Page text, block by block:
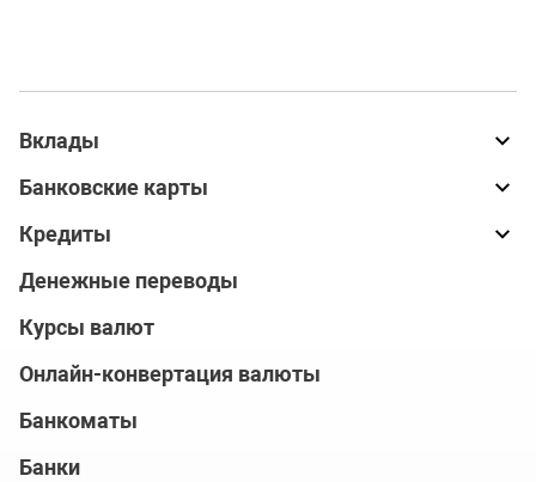
Вклады
Банковские карты
Кредиты
Денежные переводы
Курсы валют
Онлайн-конвертация валюты
Банкоматы
Банки